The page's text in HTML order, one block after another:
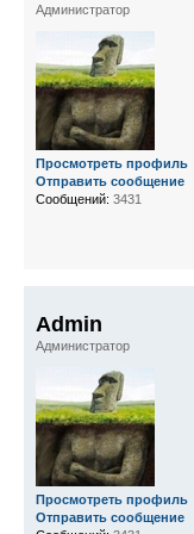
Администратор
Просмотреть профиль
Отправить сообщение
Сообщений: 3431
Admin
Администратор
Просмотреть профиль
Отправить сообщение